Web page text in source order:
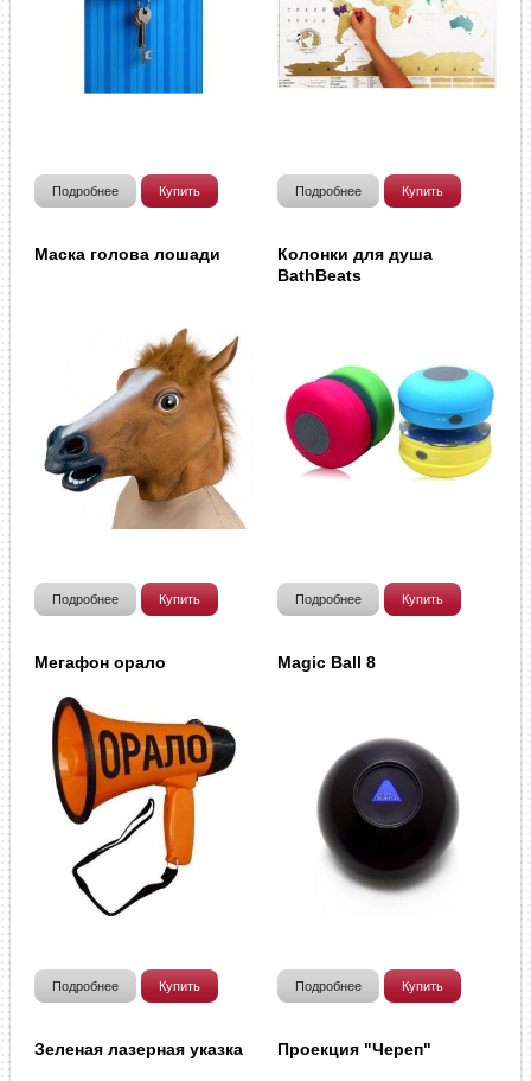
Подробнее Купить Подробнее Купить
Маска голова лошади
Подробнее Купить
Колонки для душа
BathBeats
Подробнее Купить
Мегафон орало
Подробнее Купить
Magic Ball 8
Подробнее Купить
Зеленая лазерная указка Проекция "Череп"